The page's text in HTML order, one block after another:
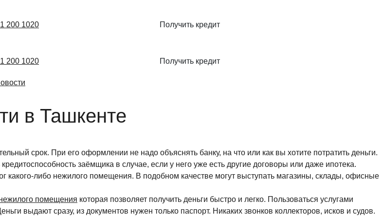
200 1020 Получить кредит
200 1020 Получить кредит
в Ташкенте
срок. При его оформлении не надо объяснять банку, на что или как вы хотите потратить деньги.
заёмщика в случае, если у него уже есть другие договоры или даже ипотека.
какого-либо нежилого помещения. В подобном качестве могут выступать магазины, склады, офисные
помещения которая позволяет получить деньги быстро и легко. Пользоваться услугами
выдают сразу, из документов нужен только паспорт. Никаких звонков коллекторов, исков и судов.